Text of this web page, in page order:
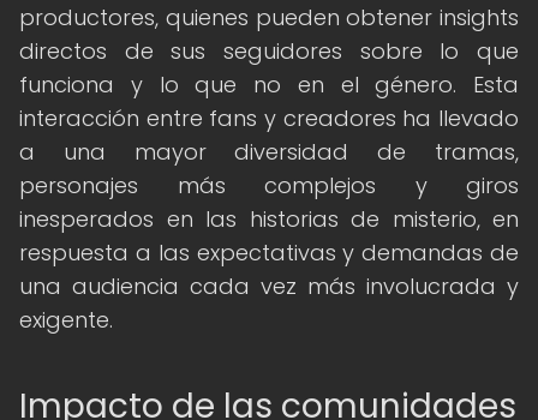
productores, quienes pueden obtener insights
directos de sus seguidores sobre lo que
funciona y lo que no en el género. Esta
interacción entre fans y creadores ha llevado
a una mayor diversidad de tramas,
personajes más complejos y giros
inesperados en las historias de misterio, en
respuesta a las expectativas y demandas de
una audiencia cada vez más involucrada y
exigente.
Impacto de las comunidades